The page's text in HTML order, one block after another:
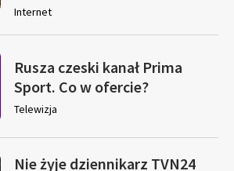
Internet
Rusza czeski kanał Prima
Sport. Co w ofercie?
Telewizja
Nie żyje dziennikarz TVN24